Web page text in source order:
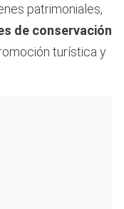
patrimoniales,
de conservación
turística y